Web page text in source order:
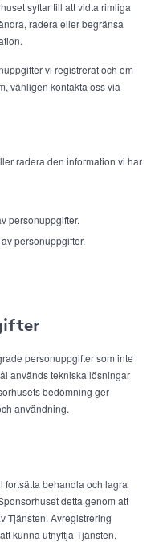
syftar till att vidta rimliga
radera eller begränsa
vi registrerat och om
vänligen kontakta oss via
radera den information vi har
personuppgifter.
personuppgifter.
personuppgifter som inte
används tekniska lösningar
bedömning ger
användning.
fortsätta behandla och lagra
detta genom att
Tjänsten. Avregistrering
kunna utnyttja Tjänsten.